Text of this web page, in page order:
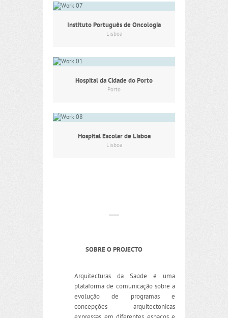
Instituto Português de Oncologia
Lisboa
Hospital da Cidade do Porto
Porto
Hospital Escolar de Lisboa
Lisboa
SOBRE O PROJECTO
Arquitecturas da Saúde é uma
plataforma de comunicação sobre a
evolução de programas e
concepções arquitectónicas